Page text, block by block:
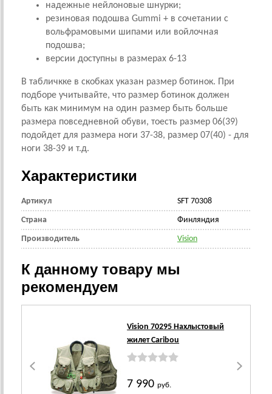
надежные нейлоновые шнурки;
резиновая подошва Gummi + в сочетании с
вольфрамовыми шипами или войлочная
подошва;
версии доступны в размерах 6-13
В табличкке в скобках указан размер ботинок. При
подборе учитывайте, что размер ботинок должен
быть как минимум на один размер быть больше
размера повседневной обуви, тоесть размер 06(39)
подойдет для размера ноги 37-38, размер 07(40) - для
ноги 38-39 и т.д.
Характеристики
Артикул SFT 70308
Страна Финляндия
Производитель Vision
К данному товару мы
рекомендуем
Vision 70295 Нахлыстовый
жилет Caribou
7 990руб.